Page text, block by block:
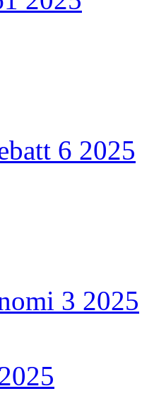
6 2025
3 2025